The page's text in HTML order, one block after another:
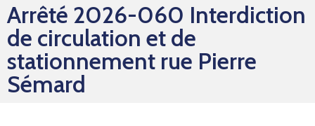
Mes
Sorties
Mes
Démarches
Arrêté 2026-060 Interdiction
de circulation et de
stationnement rue Pierre
Sémard